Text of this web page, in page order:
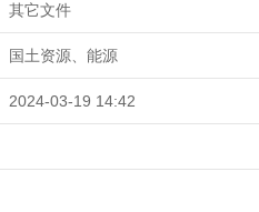
其它文件
国土资源、能源
2024-03-19 14:42